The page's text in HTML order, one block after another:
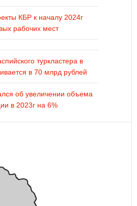
КБР к началу 2024г
рабочих мест
туркластера в
в 70 млрд рублей
об увеличении объема
в 2023г на 6%